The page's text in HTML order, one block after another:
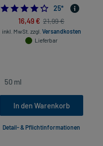
4.24
25*
16,49 € 21,99 €
inkl. MwSt. zzgl. Versandkosten
Lieferbar
In den Warenkorb
Detail- & Pflichtinformationen